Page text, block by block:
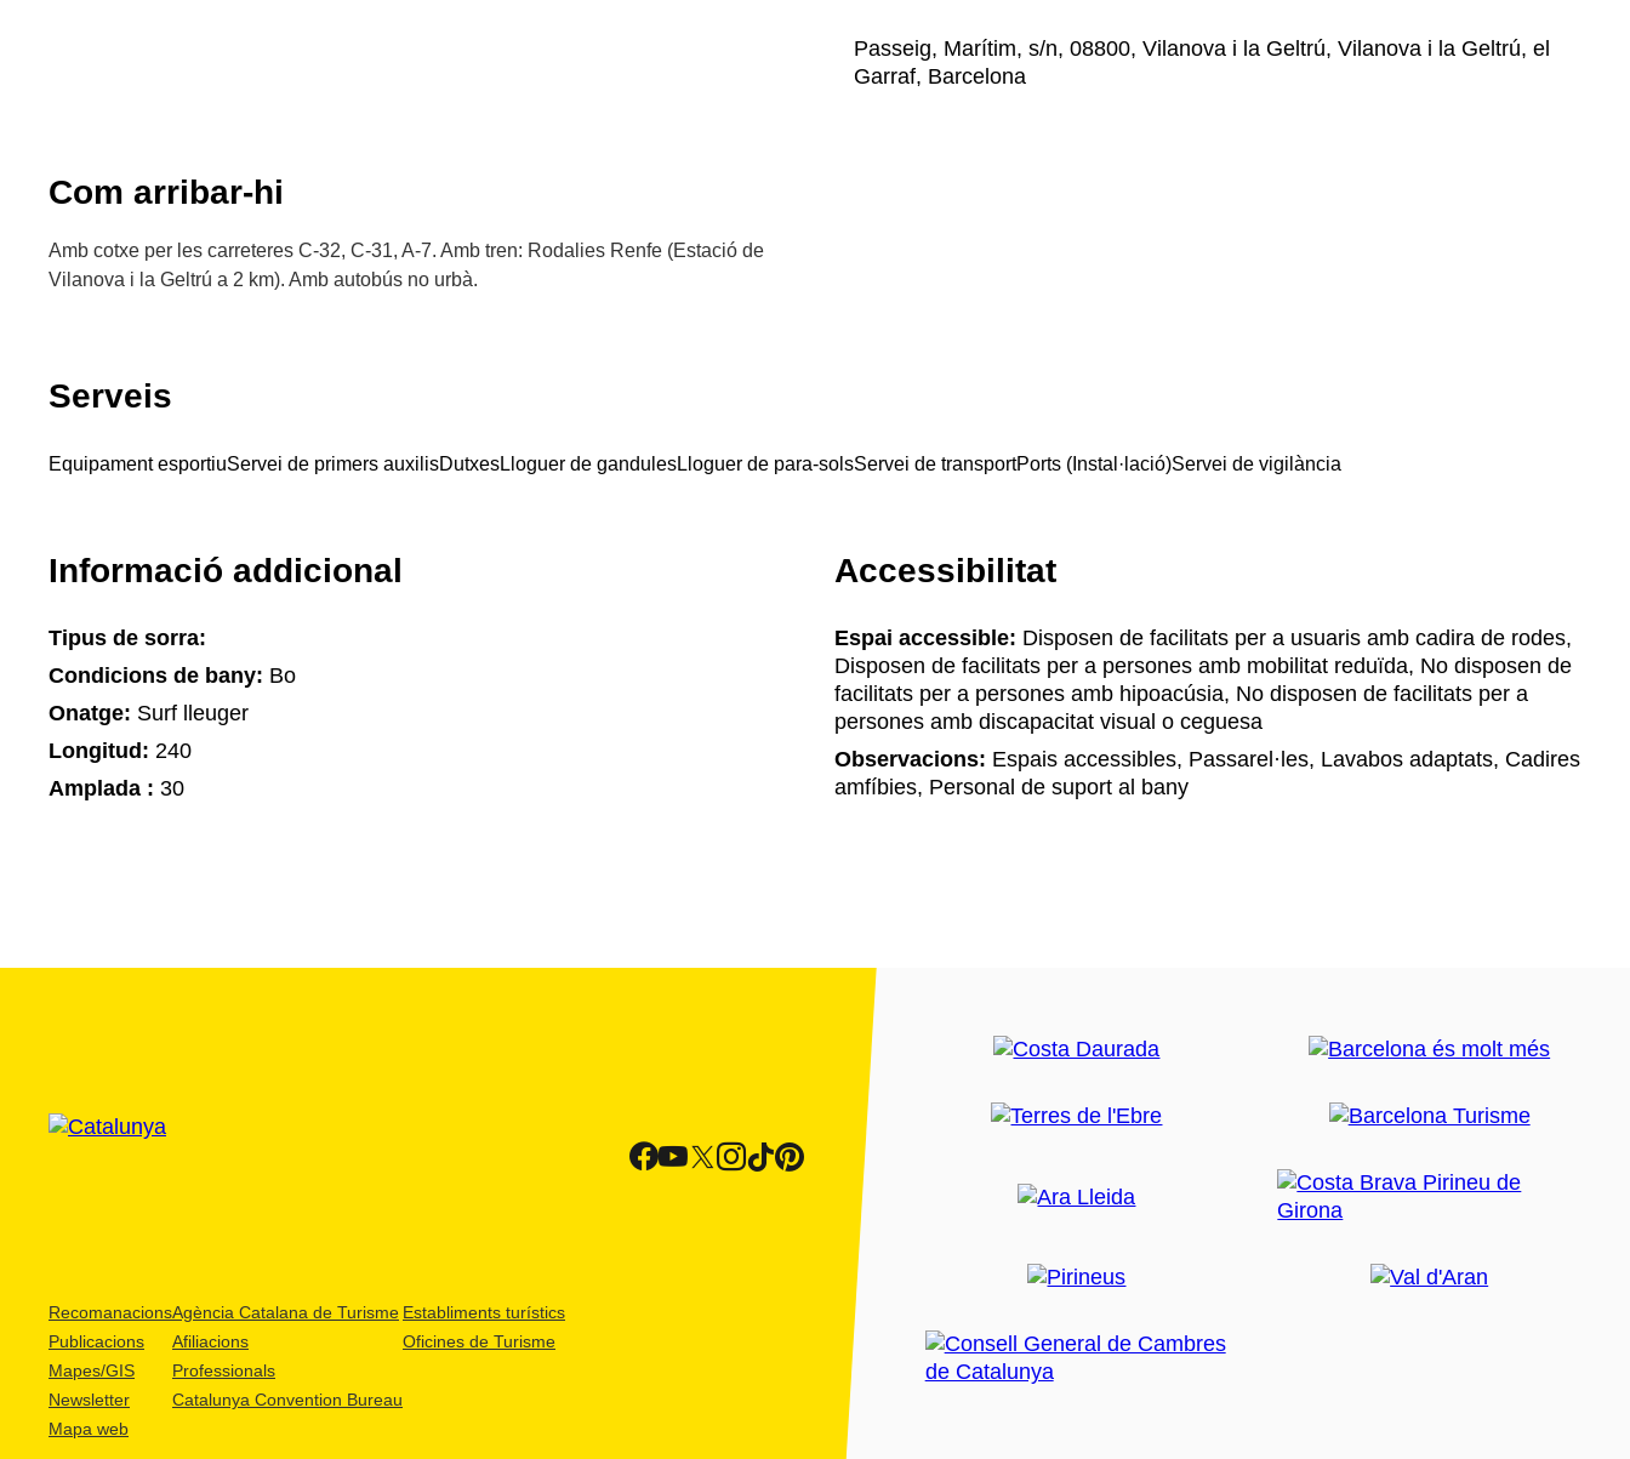
Passeig, Marítim, s/n, 08800, Vilanova i la Geltrú, Vilanova i la Geltrú, el
Garraf, Barcelona
Com arribar-hi
Amb cotxe per les carreteres C-32, C-31, A-7. Amb tren: Rodalies Renfe (Estació de
Vilanova i la Geltrú a 2 km). Amb autobús no urbà.
Serveis
Equipament esportiuServei de primers auxilisDutxesLloguer de gandulesLloguer de para-solsServei de transportPorts (Instal·lació)Servei de vigilància
Informació addicional
Tipus de sorra:
Condicions de bany: Bo
Onatge: Surf lleuger
Longitud: 240
Amplada : 30
Accessibilitat
Espai accessible: Disposen de facilitats per a usuaris amb cadira de rodes,
Disposen de facilitats per a persones amb mobilitat reduïda, No disposen de
facilitats per a persones amb hipoacúsia, No disposen de facilitats per a
persones amb discapacitat visual o ceguesa
Observacions: Espais accessibles, Passarel·les, Lavabos adaptats, Cadires
amfíbies, Personal de suport al bany
Recomanacions
Publicacions
Mapes/GIS
Newsletter
Mapa web
Agència Catalana de Turisme
Afiliacions
Professionals
Catalunya Convention Bureau
Establiments turístics
Oficines de Turisme